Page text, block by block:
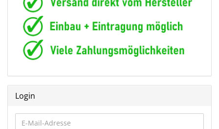
Login
E-